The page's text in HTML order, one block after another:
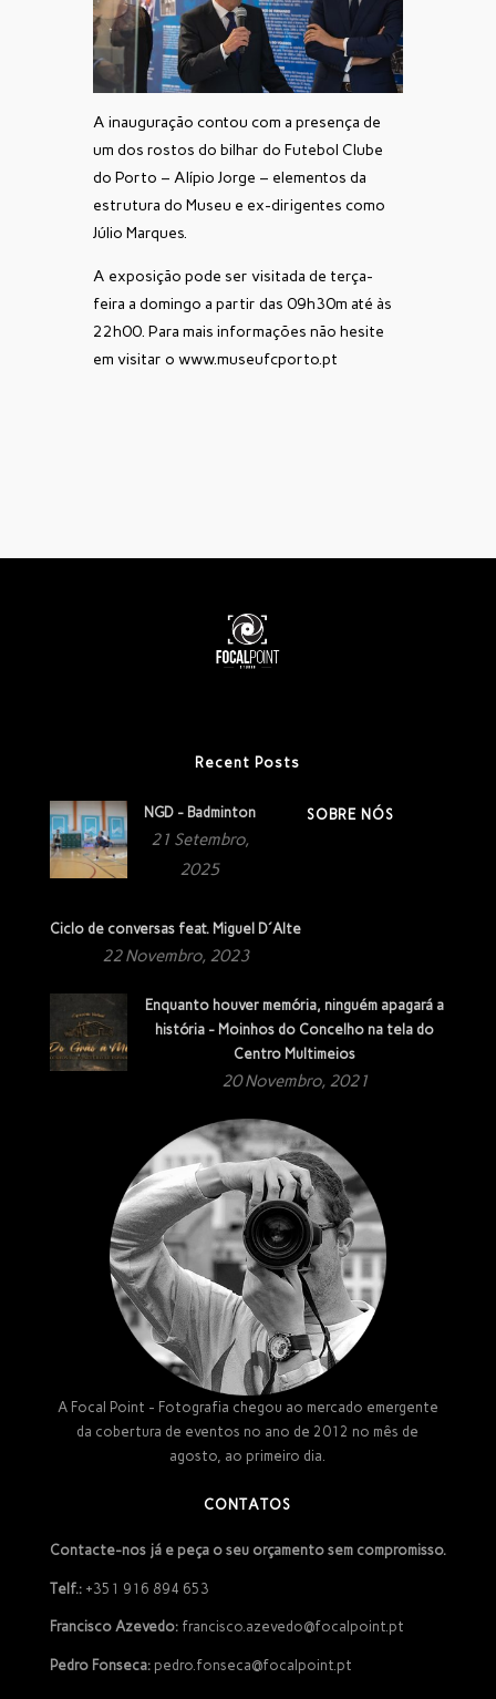
A inauguração contou com a presença de
um dos rostos do bilhar do Futebol Clube
do Porto – Alípio Jorge – elementos da
estrutura do Museu e ex-dirigentes como
Júlio Marques.
A exposição pode ser visitada de terça-
feira a domingo a partir das 09h30m até às
22h00. Para mais informações não hesite
em visitar o www.museufcporto.pt
Recent Posts
NGD - Badminton
21 Setembro,
2025
Ciclo de conversas feat. Miguel D´Alte
22 Novembro, 2023
Enquanto houver memória, ninguém apagará a
história - Moinhos do Concelho na tela do
Centro Multimeios
20 Novembro, 2021
SOBRE NÓS
A Focal Point - Fotografia chegou ao mercado emergente
da cobertura de eventos no ano de 2012 no mês de
agosto, ao primeiro dia.
CONTATOS
Contacte-nos já e peça o seu orçamento sem compromisso.
Telf.:+351 916 894 653
Francisco Azevedo:francisco.azevedo@focalpoint.pt
Pedro Fonseca:pedro.fonseca@focalpoint.pt